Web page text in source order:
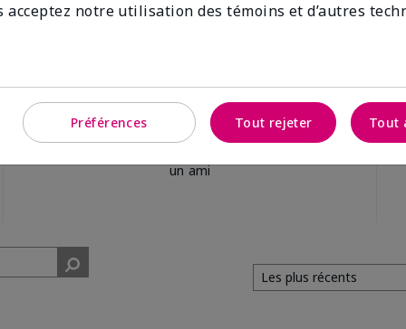
100%
des répondants
un ami
acceptez notre utilisation des témoins et d’autres
Préférences Tout rejeter Tout